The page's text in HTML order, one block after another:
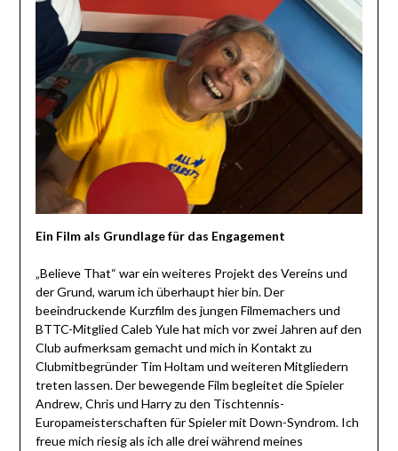
Ein Film als Grundlage für das Engagement
„Believe That“ war ein weiteres Projekt des Vereins und
der Grund, warum ich überhaupt hier bin. Der
beeindruckende Kurzfilm des jungen Filmemachers und
BTTC-Mitglied Caleb Yule hat mich vor zwei Jahren auf den
Club aufmerksam gemacht und mich in Kontakt zu
Clubmitbegründer Tim Holtam und weiteren Mitgliedern
treten lassen. Der bewegende Film begleitet die Spieler
Andrew, Chris und Harry zu den Tischtennis-
Europameisterschaften für Spieler mit Down-Syndrom. Ich
freue mich riesig als ich alle drei während meines